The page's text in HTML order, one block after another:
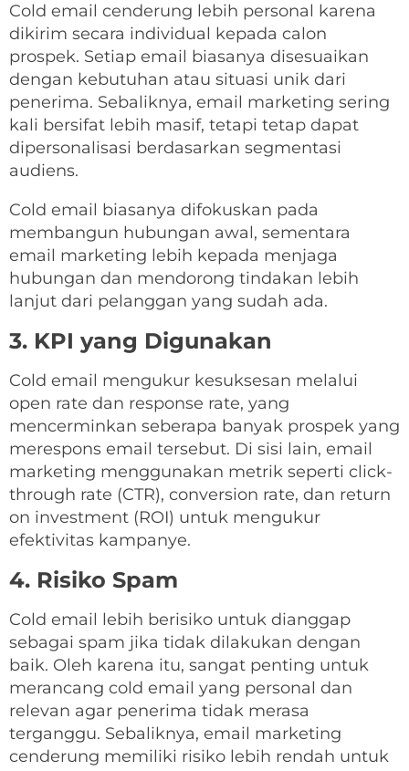
Cold email cenderung lebih personal karena
dikirim secara individual kepada calon
prospek. Setiap email biasanya disesuaikan
dengan kebutuhan atau situasi unik dari
penerima. Sebaliknya, email marketing sering
kali bersifat lebih masif, tetapi tetap dapat
dipersonalisasi berdasarkan segmentasi
audiens.
Cold email biasanya difokuskan pada
membangun hubungan awal, sementara
email marketing lebih kepada menjaga
hubungan dan mendorong tindakan lebih
lanjut dari pelanggan yang sudah ada.
3. KPI yang Digunakan
Cold email mengukur kesuksesan melalui
open rate dan response rate, yang
mencerminkan seberapa banyak prospek yang
merespons email tersebut. Di sisi lain, email
marketing menggunakan metrik seperti click-
through rate (CTR), conversion rate, dan return
on investment (ROI) untuk mengukur
efektivitas kampanye.
4. Risiko Spam
Cold email lebih berisiko untuk dianggap
sebagai spam jika tidak dilakukan dengan
baik. Oleh karena itu, sangat penting untuk
merancang cold email yang personal dan
relevan agar penerima tidak merasa
terganggu. Sebaliknya, email marketing
cenderung memiliki risiko lebih rendah untuk